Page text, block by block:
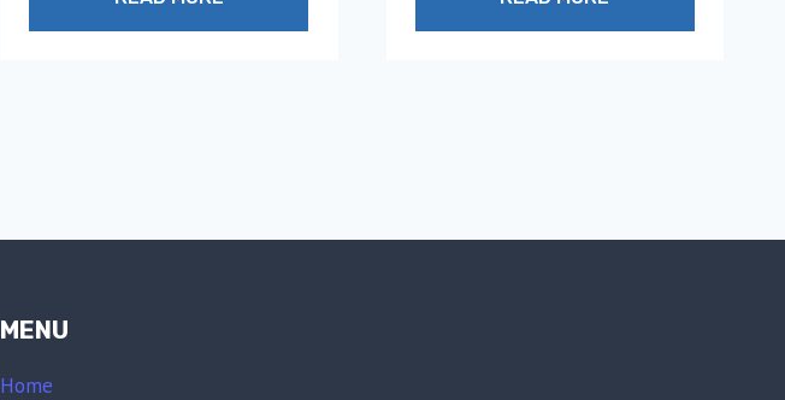
MENU
Home